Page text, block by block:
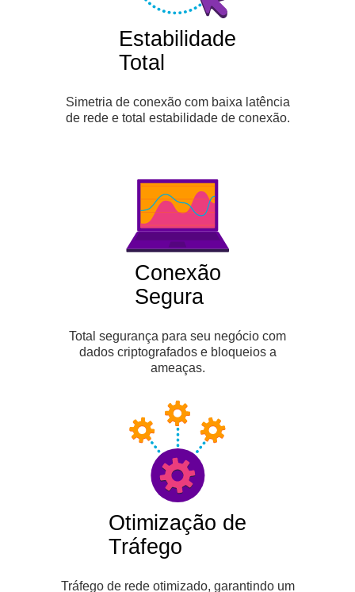
Estabilidade
Total
Simetria de conexão com baixa latência
de rede e total estabilidade de conexão.
Conexão
Segura
Total segurança para seu negócio com
dados criptografados e bloqueios a
ameaças.
Otimização de
Tráfego
Tráfego de rede otimizado, garantindo um